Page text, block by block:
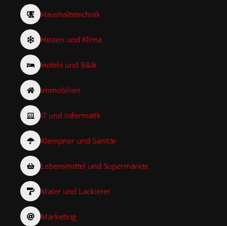
Haushaltstechnik
Heizen und Klima
Hotels und B&B
Immobilien
IT und Informatik
Klempner und Sanitär
Lebensmittel und Supermärkte
Maler und Lackierer
Marketing